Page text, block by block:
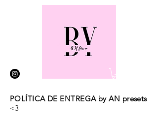
POLÍTICA DE ENTREGA by AN presets
<3